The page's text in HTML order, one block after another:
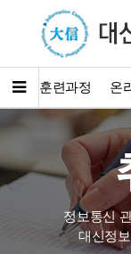
개 훈련과정 온
정보통신
대신정